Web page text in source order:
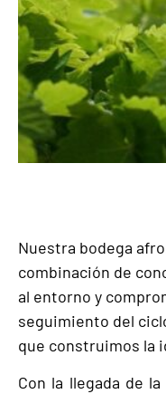
Nuestra bodega
combinación de
al entorno y
seguimiento del
que construimos la
Con la llegada de